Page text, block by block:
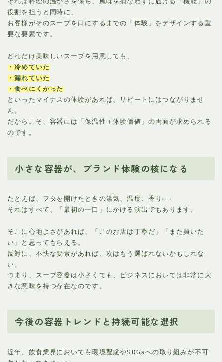
役割を担うと同時に、
お客様がそのスープを口にするまでの「体験」をデザインする重
要な要素です。
どれだけ美味しいスープを用意しても、
・冷めていた
・漏れていた
・食べにくかった
といったマイナスの体験があれば、リピートにはつながりませ
ん。
だからこそ、容器には「保温性＋体験価値」の両面が求められる
のです。
小さな容器が、ブランド体験の核になる
たとえば、フタを開けたときの湯気、温度、香り――
それはすべて、「最初の一口」にかける演出でもあります。
そこに心地よさがあれば、「このお店は丁寧だ」「また買いた
い」と思ってもらえる。
反対に、不快な要素があれば、次はもう選ばれないかもしれな
い。
つまり、スープ容器は小さくても、ビジネスにおいては非常に大
きな意味を持つ存在なのです。
今後の容器トレンドと持続可能な選択
近年、飲食業界においても環境配慮やSDGsへの取り組みが不可